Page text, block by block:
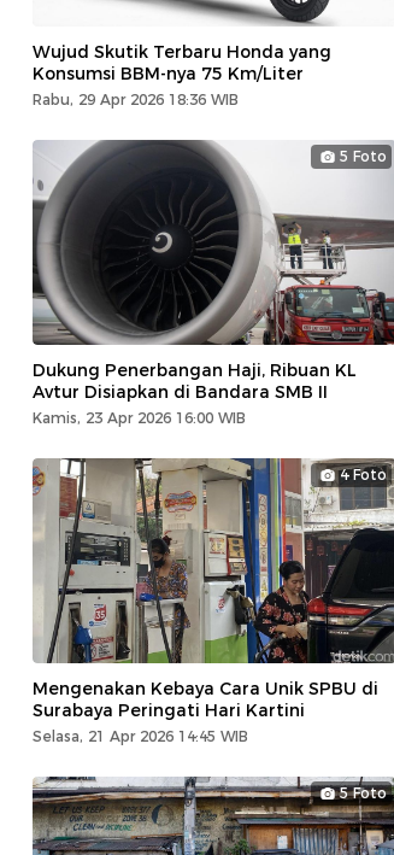
Wujud Skutik Terbaru Honda yang
Konsumsi BBM-nya 75 Km/Liter
Rabu, 29 Apr 2026 18:36 WIB
5 Foto
Dukung Penerbangan Haji, Ribuan KL
Avtur Disiapkan di Bandara SMB II
Kamis, 23 Apr 2026 16:00 WIB
4 Foto
Mengenakan Kebaya Cara Unik SPBU di
Surabaya Peringati Hari Kartini
Selasa, 21 Apr 2026 14:45 WIB
5 Foto